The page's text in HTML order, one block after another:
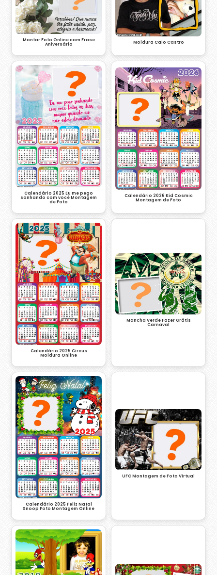
Montar Foto Online com Frase
Aniversário Moldura Caio Castro
Calendário 2025 Eu me pego
sonhando com você Montagem
de Foto
Calendário 2026 Kid Cosmic
Montagem de Foto
Calendário 2025 Circus
Moldura Online
Mancha Verde Fazer Grátis
Carnaval
Calendário 2025 Feliz Natal
Snoop Foto Montagem Online
UFC Montagem de Foto Virtual